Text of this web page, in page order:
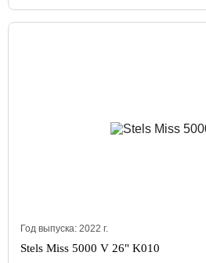
Год выпуска: 2022 г.
Stels Miss 5000 V 26" K010